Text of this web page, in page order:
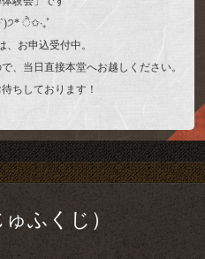
ੈ✩‧₊˚
、お申込受付中。
、当日直接本堂へお越しください。
ちしております！
ふくじ）